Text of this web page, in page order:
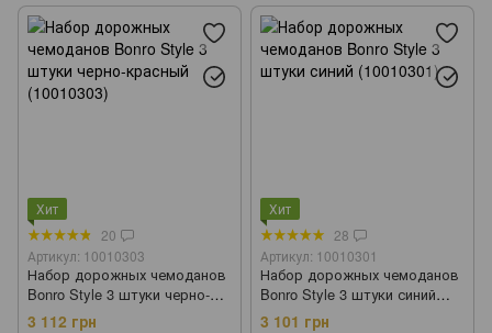
Хит
20
Артикул: 10010303
Набор дорожных чемоданов
Bonro Style 3 штуки черно-
красный (10010303)
3 112 грн
Хит
28
Артикул: 10010301
Набор дорожных чемоданов
Bonro Style 3 штуки синий
(10010301)
3 101 грн